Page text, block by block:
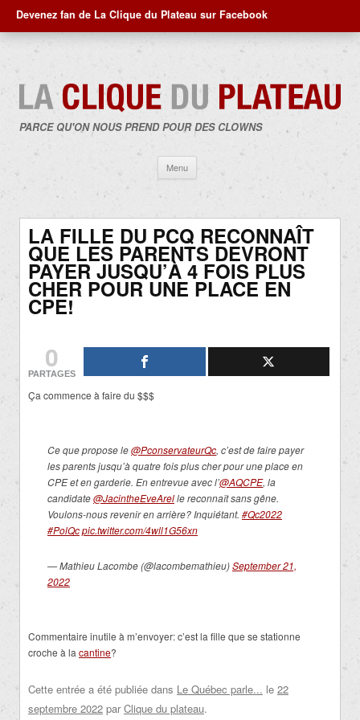
Devenez fan de La Clique du Plateau sur Facebook
PARCE QU'ON NOUS PREND POUR DES CLOWNS
Menu
contenu
LA FILLE DU PCQ RECONNAÎT
QUE LES PARENTS DEVRONT
PAYER JUSQU’À 4 FOIS PLUS
CHER POUR UNE PLACE EN
CPE!
0
PARTAGES
Ça commence à faire du $$$
Ce que propose le@PconservateurQc, c’est de faire payer
les parents jusqu’à quatre fois plus cher pour une place en
CPE et en garderie. En entrevue avec l’@AQCPE, la
candidate@JacintheEveArelle reconnaît sans gêne.
Voulons-nous revenir en arrière? Inquiétant. #Qc2022
#PolQcpic.twitter.com/4wll1G56xn
— Mathieu Lacombe (@lacombemathieu)September 21,
2022
Commentaire inutile à m’envoyer:c’est la fille que se stationne
croche à la cantine?
Cette entrée a été publiée dans Le Québec parle... le 22
septembre 2022 par Clique du plateau.